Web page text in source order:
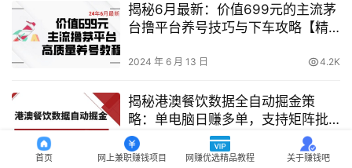
揭秘6月最新：价值699元的主流茅
台撸平台养号技巧与下车攻略【精
2024 年 6 月 13 日 4.2K
揭秘港澳餐饮数据全自动掘金策
略：单电脑日赚多单，支持矩阵批
量无限操作
2024 年 12 月 15 日 4.3K
首页 网上兼职赚钱项目 网赚优选精品教程 关于赚钱吧